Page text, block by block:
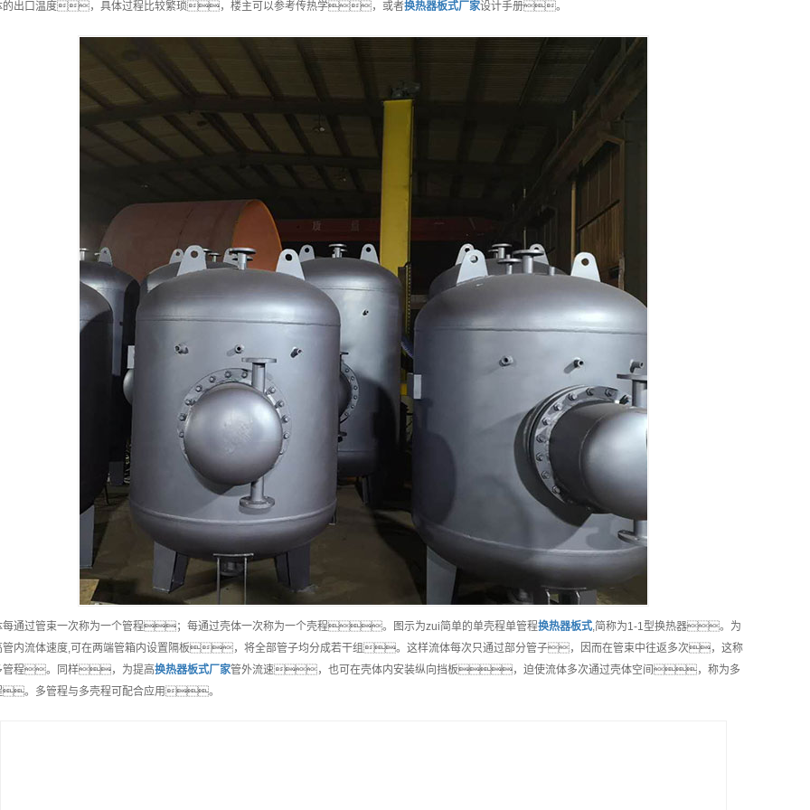
的出口温度，具体过程比较繁琐，楼主可以参考传热学，或者换热器板式厂家设计手册。
每通过管束一次称为一个管程；每通过壳体一次称为一个壳程。图示为zui简单的单壳程单管程换热器板式,简称为1-1型换热器。为
管内流体速度,可在两端管箱内设置隔板，将全部管子均分成若干组。这样流体每次只通过部分管子，因而在管束中往返多次，这称
管程。同样，为提高换热器板式厂家管外流速，也可在壳体内安装纵向挡板，迫使流体多次通过壳体空间，称为多
。多管程与多壳程可配合应用。